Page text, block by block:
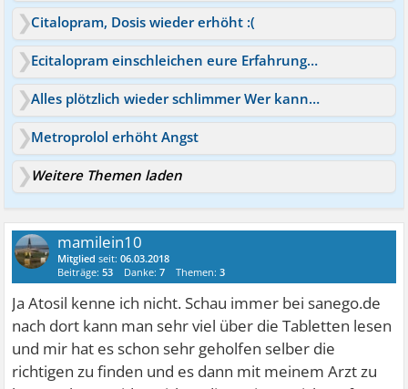
Citalopram, Dosis wieder erhöht :(
Ecitalopram einschleichen eure Erfahrungen?
Alles plötzlich wieder schlimmer Wer kann helfen ?
Metroprolol erhöht Angst
Weitere Themen laden
mamilein10
Mitglied seit:06.03.2018
Beiträge:53 Danke:7 Themen:3
Ja Atosil kenne ich nicht. Schau immer bei sanego.de
nach dort kann man sehr viel über die Tabletten lesen
und mir hat es schon sehr geholfen selber die
richtigen zu finden und es dann mit meinem Arzt zu